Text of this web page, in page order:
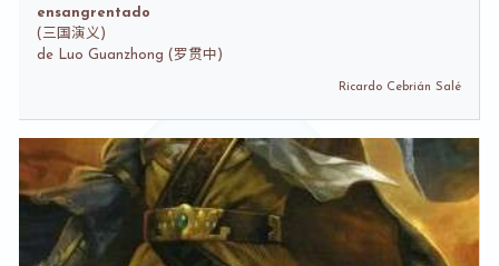
ensangrentado
( 三国演义)
de Luo Guanzhong (罗贯中)
Ricardo Cebrián Salé